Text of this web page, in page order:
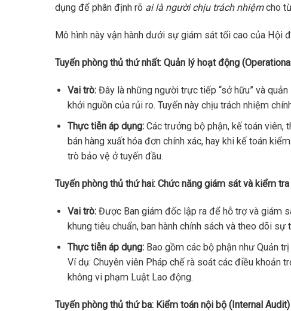
dụng để phân định rõ ai là người chịu trách nhiệmcho
Mô hình này vận hành dưới sự giám sát tối cao của Hội
Tuyến phòng thủ thứ nhất: Quản lý hoạt động
Vai trò: Đây là những người trực tiếp “sở hữu” và
khởi nguồn của rủi ro. Tuyến này chịu trách nhiệm
Thực tiễn áp dụng: Các trưởng bộ phận, kế toán viên,
bán hàng xuất hóa đơn chính xác, hay khi kế toán
trò bảo vệ ở tuyến đầu.
Tuyến phòng thủ thứ hai: Chức năng giám sát và kiểm
Vai trò: Được Ban giám đốc lập ra để hỗ trợ và giám
khung tiêu chuẩn, ban hành chính sách và theo dõi sự
Thực tiễn áp dụng: Bao gồm các bộ phận như Quản
Ví dụ: Chuyên viên Pháp chế rà soát các điều
không vi phạm Luật Lao động.
Tuyến phòng thủ thứ ba: Kiểm toán nội bộ (Internal Audit)